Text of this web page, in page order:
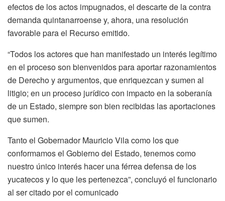
efectos de los actos impugnados, el descarte de la contra
demanda quintanarroense y, ahora, una resolución
favorable para el Recurso emitido.
“Todos los actores que han manifestado un interés legítimo
en el proceso son bienvenidos para aportar razonamientos
de Derecho y argumentos, que enriquezcan y sumen al
litigio; en un proceso jurídico con impacto en la soberanía
de un Estado, siempre son bien recibidas las aportaciones
que sumen.
Tanto el Gobernador Mauricio Vila como los que
conformamos el Gobierno del Estado, tenemos como
nuestro único interés hacer una férrea defensa de los
yucatecos y lo que les pertenezca”, concluyó el funcionario
al ser citado por el comunicado